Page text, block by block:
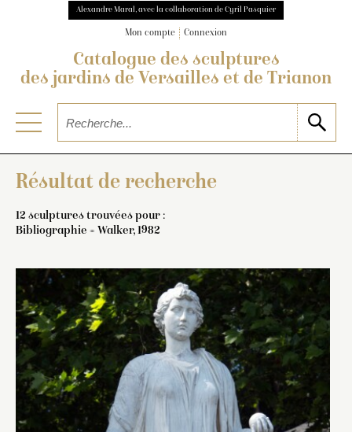
Alexandre Maral, avec la collaboration de Cyril Pasquier
Mon compte Connexion
Catalogue des sculptures
des jardins de Versailles et de Trianon
Résultat de recherche
12 sculptures trouvées pour :
Bibliographie = Walker, 1982